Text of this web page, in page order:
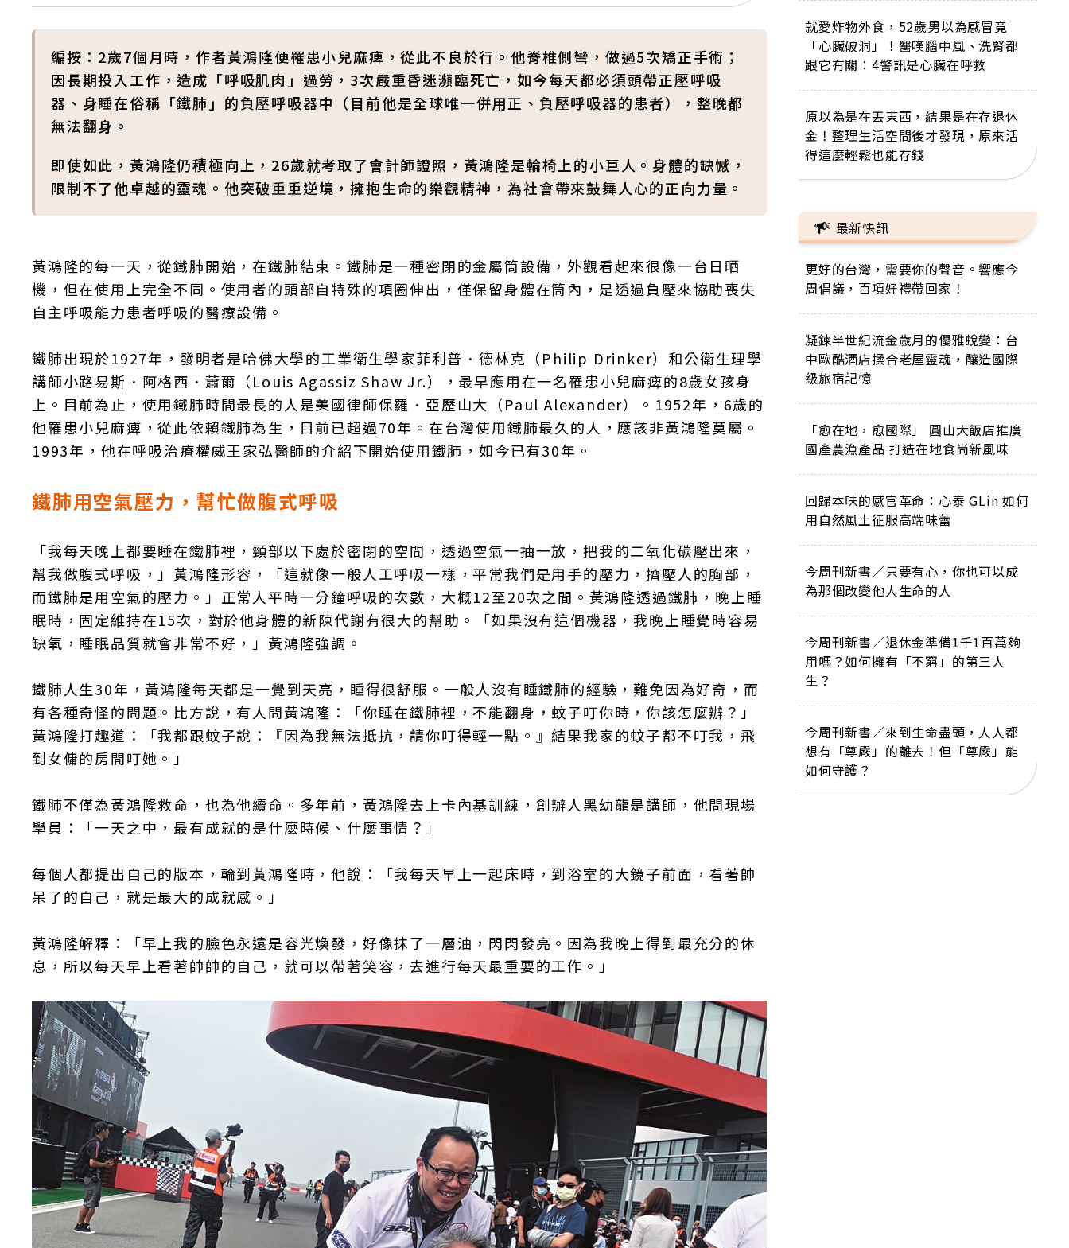
編按：2歲7個月時，作者黃鴻隆便罹患小兒麻痺，從此不良於行。他脊椎側彎，做過5次矯正手術；
因長期投入工作，造成「呼吸肌肉」過勞，3次嚴重昏迷瀕臨死亡，如今每天都必須頭帶正壓呼吸
器、身睡在俗稱「鐵肺」的負壓呼吸器中（目前他是全球唯一併用正、負壓呼吸器的患者），整晚都
無法翻身。
即使如此，黃鴻隆仍積極向上，26歲就考取了會計師證照，黃鴻隆是輪椅上的小巨人。身體的缺憾，
限制不了他卓越的靈魂。他突破重重逆境，擁抱生命的樂觀精神，為社會帶來鼓舞人心的正向力量。
黃鴻隆的每一天，從鐵肺開始，在鐵肺結束。鐵肺是一種密閉的金屬筒設備，外觀看起來很像一台日晒
機，但在使用上完全不同。使用者的頭部自特殊的項圈伸出，僅保留身體在筒內，是透過負壓來協助喪失
自主呼吸能力患者呼吸的醫療設備。
鐵肺出現於1927年，發明者是哈佛大學的工業衛生學家菲利普．德林克（Philip Drinker）和公衛生理學
講師小路易斯．阿格西．蕭爾（Louis Agassiz Shaw Jr.），最早應用在一名罹患小兒麻痺的8歲女孩身
上。目前為止，使用鐵肺時間最長的人是美國律師保羅．亞歷山大（Paul Alexander）。1952年，6歲的
他罹患小兒麻痺，從此依賴鐵肺為生，目前已超過70年。在台灣使用鐵肺最久的人，應該非黃鴻隆莫屬。
1993年，他在呼吸治療權威王家弘醫師的介紹下開始使用鐵肺，如今已有30年。
鐵肺用空氣壓力，幫忙做腹式呼吸
「我每天晚上都要睡在鐵肺裡，頸部以下處於密閉的空間，透過空氣一抽一放，把我的二氧化碳壓出來，
幫我做腹式呼吸，」黃鴻隆形容，「這就像一般人工呼吸一樣，平常我們是用手的壓力，擠壓人的胸部，
而鐵肺是用空氣的壓力。」正常人平時一分鐘呼吸的次數，大概12至20次之間。黃鴻隆透過鐵肺，晚上睡
眠時，固定維持在15次，對於他身體的新陳代謝有很大的幫助。「如果沒有這個機器，我晚上睡覺時容易
缺氧，睡眠品質就會非常不好，」黃鴻隆強調。
鐵肺人生30年，黃鴻隆每天都是一覺到天亮，睡得很舒服。一般人沒有睡鐵肺的經驗，難免因為好奇，而
有各種奇怪的問題。比方說，有人問黃鴻隆：「你睡在鐵肺裡，不能翻身，蚊子叮你時，你該怎麼辦？」
黃鴻隆打趣道：「我都跟蚊子說：『因為我無法抵抗，請你叮得輕一點。』結果我家的蚊子都不叮我，飛
到女傭的房間叮她。」
鐵肺不僅為黃鴻隆救命，也為他續命。多年前，黃鴻隆去上卡內基訓練，創辦人黑幼龍是講師，他問現場
學員：「一天之中，最有成就的是什麼時候、什麼事情？」
每個人都提出自己的版本，輪到黃鴻隆時，他說：「我每天早上一起床時，到浴室的大鏡子前面，看著帥
呆了的自己，就是最大的成就感。」
黃鴻隆解釋：「早上我的臉色永遠是容光煥發，好像抹了一層油，閃閃發亮。因為我晚上得到最充分的休
息，所以每天早上看著帥帥的自己，就可以帶著笑容，去進行每天最重要的工作。」
就愛炸物外食，52歲男以為感冒竟
「心臟破洞」！醫嘆腦中風、洗腎都
跟它有關：4警訊是心臟在呼救
原以為是在丟東西，結果是在存退休
金！整理生活空間後才發現，原來活
得這麼輕鬆也能存錢
最新快訊
更好的台灣，需要你的聲音。響應今
周倡議，百項好禮帶回家！
凝鍊半世紀流金歲月的優雅蛻變：台
中歐酷酒店揉合老屋靈魂，釀造國際
級旅宿記憶
「愈在地，愈國際」 圓山大飯店推廣
國產農漁產品 打造在地食尚新風味
回歸本味的感官革命：心泰 GLin 如何
用自然風土征服高端味蕾
今周刊新書／只要有心，你也可以成
為那個改變他人生命的人
今周刊新書／退休金準備1千1百萬夠
用嗎？如何擁有「不窮」的第三人
生？
今周刊新書／來到生命盡頭，人人都
想有「尊嚴」的離去！但「尊嚴」能
如何守護？